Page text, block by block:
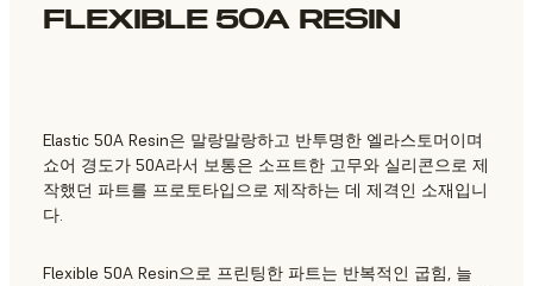
FLEXIBLE 50A RESIN
Elastic 50A Resin은 말랑말랑하고 반투명한 엘라스토머이며
쇼어 경도가 50A라서 보통은 소프트한 고무와 실리콘으로 제
작했던 파트를 프로토타입으로 제작하는 데 제격인 소재입니
다.
Flexible 50A Resin으로 프린팅한 파트는 반복적인 굽힘, 늘